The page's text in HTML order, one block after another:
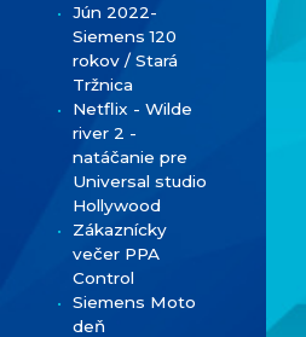
Jún 2022-
Siemens 120
rokov / Stará
Tržnica
Netflix - Wilde
river 2 -
natáčanie pre
Universal studio
Hollywood
Zákaznícky
večer PPA
Control
Siemens Moto
deň